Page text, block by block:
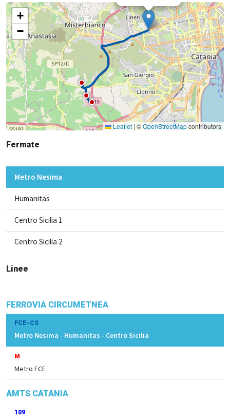
Linee
FERROVIA CIRCUMETNEA
FCE-CS
Metro Nesima - Humanitas - Centro Sicilia
M
Metro FCE
AMTS CATANIA
109
+
−
Leaflet | ©OpenStreetMapcontributors
Fermate
Metro Nesima
Humanitas
Centro Sicilia 1
Centro Sicilia 2